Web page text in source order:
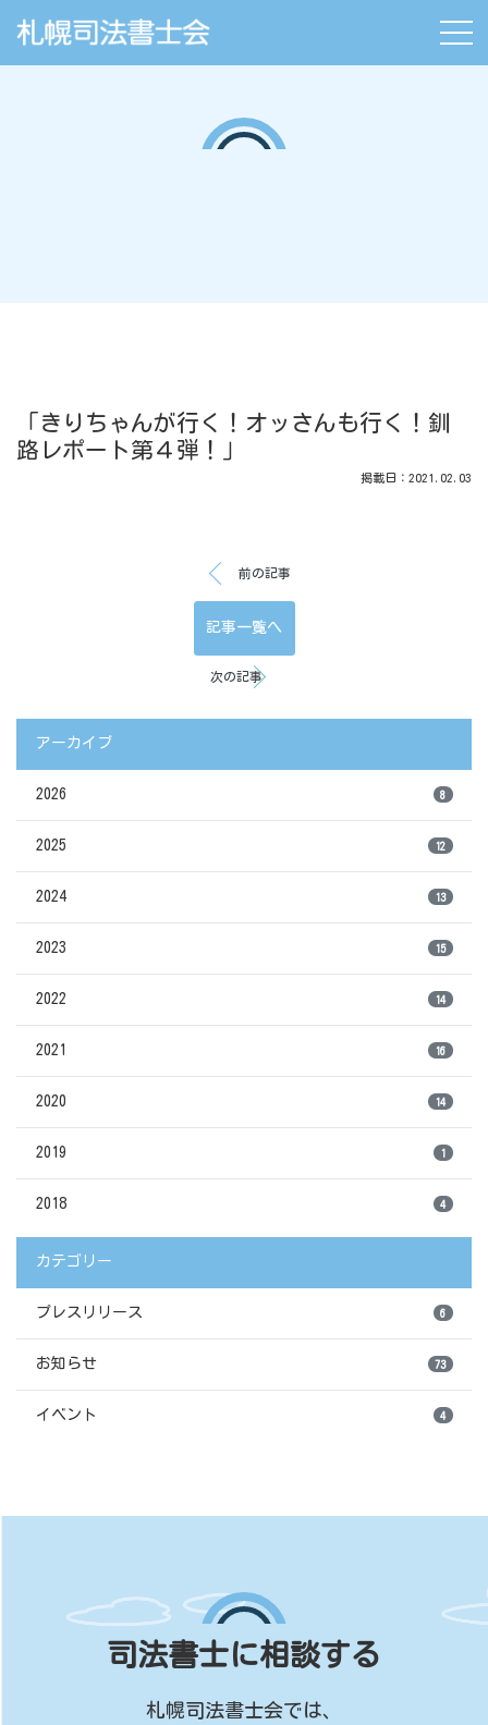
「きりちゃんが行く！オッさんも行く！釧
路レポート第４弾！」
掲載日：2021.02.03
前の記事
記事一覧へ
次の記事
アーカイブ
2026 8
2025 12
2024 13
2023 15
2022 14
2021 16
2020 14
2019 1
2018 4
カテゴリー
プレスリリース 6
お知らせ 73
イベント 4
司法書士に相談する
札幌司法書士会では、